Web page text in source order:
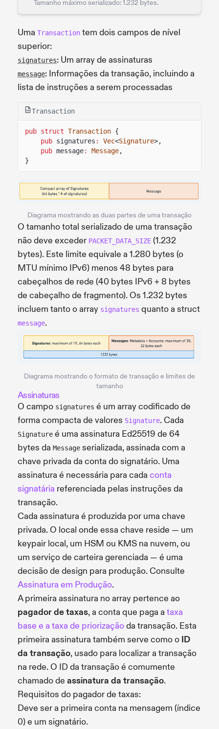
Tamanho máximo serializado: 1.232 bytes.
Uma Transaction tem dois campos de nível
superior:
signatures: Um array de assinaturas
message: Informações da transação, incluindo a
lista de instruções a serem processadas
Transaction
pub struct Transaction {
pub signatures : Vec<Signature>,
pub message: Message,
}
Diagrama mostrando as duas partes de uma transação
O tamanho total serializado de uma transação
não deve exceder PACKET_DATA_SIZE (1.232
bytes). Este limite equivale a 1.280 bytes (o
MTU mínimo IPv6) menos 48 bytes para
cabeçalhos de rede (40 bytes IPv6 + 8 bytes
de cabeçalho de fragmento). Os 1.232 bytes
incluem tanto o array signatures quanto a struct
message.
Diagrama mostrando o formato de transação e limites de
tamanho
Assinaturas
O campo signatures é um array codificado de
forma compacta de valores Signature. Cada
Signature é uma assinatura Ed25519 de 64
bytes da Message serializada, assinada com a
chave privada da conta do signatário. Uma
assinatura é necessária para cada conta
signatária referenciada pelas instruções da
transação.
Cada assinatura é produzida por uma chave
privada. O local onde essa chave reside — um
keypair local, um HSM ou KMS na nuvem, ou
um serviço de carteira gerenciada — é uma
decisão de design para produção. Consulte
Assinatura em Produção.
A primeira assinatura no array pertence ao
pagador de taxas, a conta que paga a taxa
base e a taxa de priorizaçãoda transação. Esta
primeira assinatura também serve como o ID
da transação, usado para localizar a transação
na rede. O ID da transação é comumente
chamado de assinatura da transação.
Requisitos do pagador de taxas:
Deve ser a primeira conta na mensagem (índice
0) e um signatário.